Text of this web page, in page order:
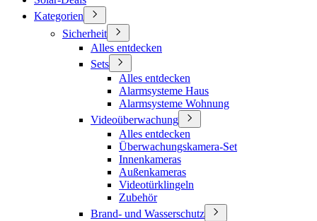
Kategorien
Sicherheit
Alles entdecken
Sets
Alles entdecken
Alarmsysteme Haus
Alarmsysteme Wohnung
Videoüberwachung
Alles entdecken
Überwachungskamera-Set
Innenkameras
Außenkameras
Videotürklingeln
Zubehör
Brand- und Wasserschutz